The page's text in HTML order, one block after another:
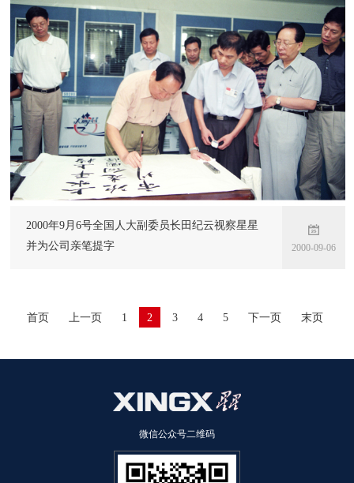
2000年9月6号全国人大副委员长田纪云视察星星
并为公司亲笔提字
2000-09-06
首页 上一页 1 2 3 4 5 下一页 末页
微信公众号二维码